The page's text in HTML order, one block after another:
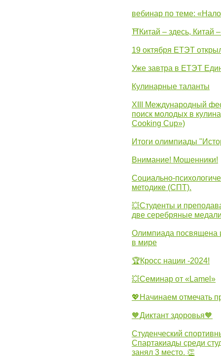
вебинар по теме:
⛩Китай – здесь, Китай
19 октября ЕТЭТ
Уже завтра в ЕТЭТ
Кулинарные таланты
XIII Международный
поиск молодых в
Cooking Cup»)
Итоги олимпиады
Внимание! Мошенники!
Социально-
методике (СПТ).
💥Студенты и
две серебряные
Олимпиада посвящена
в мире
🏆Кросс нации -2024!
💥Семинар от «Lamel»
💖Начинаем отмечать
🧡Диктант здоровья🧡
Студенческий
Спартакиады среди
занял 3 место. 👏